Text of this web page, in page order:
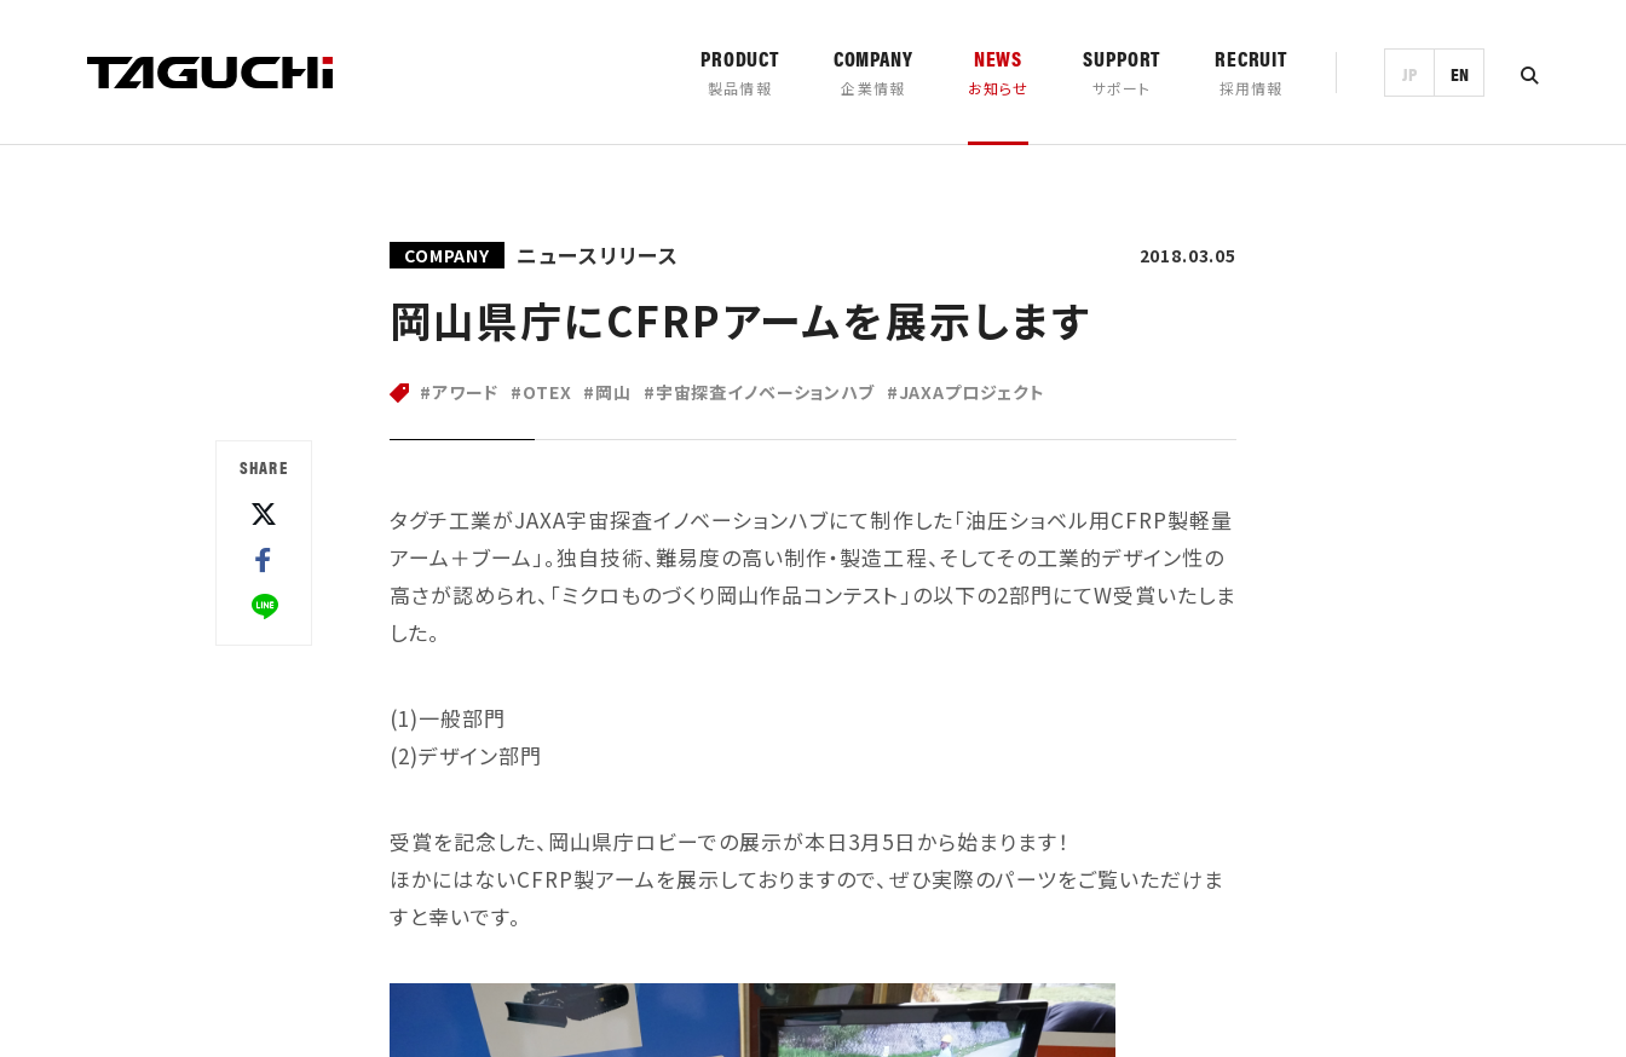
PRODUCT
製品情報
カタログダウンロード
CRUSHER
クラッシャー
CUTTER
カッター
PULVERIZER
小割機 グラスパー シリーズ
マグ・ゴン アースオーガー その他各種製品
COMPANY
企業情報
営業日カレンダー
会社情報 SDGsへの取り組み 営業所案内 タグチの歴史
NEWS
お知らせ
SUPPORT
サポート
サポート 部品供給について 製品取扱説明書 バケットランド
RECRUIT
採用情報
JP EN
COMPANY ニュースリリース 2018.03.05
岡山県庁にCFRPアームを展示します
アワード OTEX 岡山 宇宙探査イノベーションハブ JAXAプロジェクト
タグチ工業がJAXA宇宙探査イノベーションハブにて制作した「油圧ショベル用CFRP製軽量
アーム＋ブーム」。独自技術、難易度の高い制作・製造工程、そしてその工業的デザイン性の
高さが認められ、「ミクロものづくり岡山作品コンテスト」の以下の2部門にてW受賞いたしま
した。
(1)一般部門
(2)デザイン部門
受賞を記念した、岡山県庁ロビーでの展示が本日3月5日から始まります！
ほかにはないCFRP製アームを展示しておりますので、ぜひ実際のパーツをご覧いただけま
すと幸いです。
SHARE